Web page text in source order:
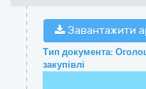
Завантажити
Тип документа:
закупівлі